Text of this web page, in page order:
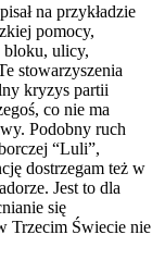
na przykładzie
pomocy,
bloku, ulicy,
stowarzyszenia
kryzys partii
co nie ma
Podobny ruch
“Luli”,
dostrzegam też w
Jest to dla
się
Trzecim Świecie nie